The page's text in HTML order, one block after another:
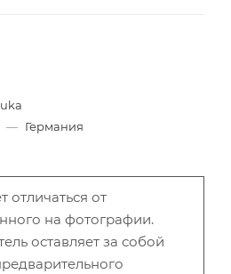
— Германия
отличаться от
на фотографии.
оставляет за собой